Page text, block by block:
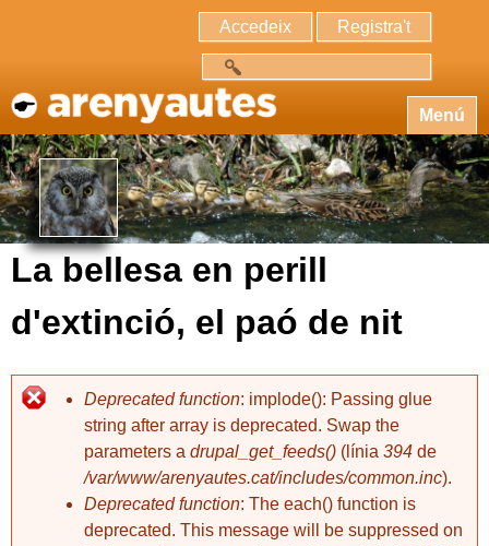
Accedeix Registra't
Menú
La bellesa en perill
d'extinció, el paó de nit
Deprecated function: implode(): Passing glue
string after array is deprecated. Swap the
parameters a drupal_get_feeds() (línia 394 de
/var/www/arenyautes.cat/includes/common.inc).
Deprecated function: The each() function is
deprecated. This message will be suppressed on